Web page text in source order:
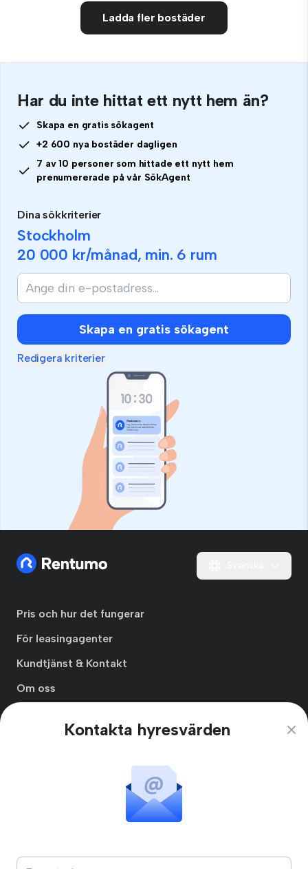
Ladda fler bostäder
Har du inte hittat ett nytt hem än?
Skapa en gratis sökagent
+2 600 nya bostäder dagligen
7 av 10 personer som hittade ett nytt hem
prenumererade på vår SökAgent
Dina sökkriterier
Stockholm
20 000 kr/månad, min. 6 rum
Skapa en gratis sökagent
Redigera kriterier
Kontakta hyresvärden
Pris och hur det fungerar
För leasingagenter
Kundtjänst & Kontakt
Om oss
Användarvillkor
Skapa Hyresgästprofil
Kungsbro Strand 29